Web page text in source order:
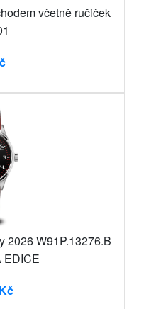
včetně ručiček
2026 W91P.13276.B
EDICE